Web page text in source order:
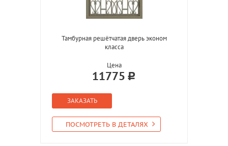
Тамбурная решётчатая дверь эконом
класса
Цена
11775
ЗАКАЗАТЬ
ПОСМОТРЕТЬ В ДЕТАЛЯХ